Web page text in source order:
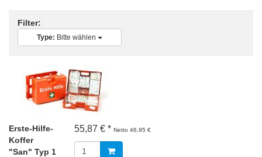
Filter:
Type: Bitte wählen
Erste-Hilfe-
Koffer
"San" Typ 1
55,87 € * Netto 46,95 €